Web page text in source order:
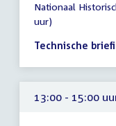
vergadering
13:00
-
uur
Nationaal
uur)
Technische
13:00 - 15:00